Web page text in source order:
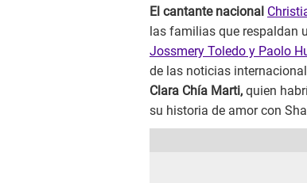
El cantante nacional
las familias que respaldan
Jossmery Toledo y Paolo
de las noticias
Clara Chía Marti, quien
su historia de amor con